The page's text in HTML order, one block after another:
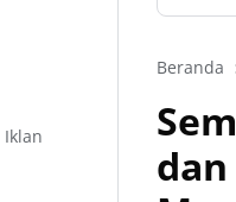
Beranda
Iklan